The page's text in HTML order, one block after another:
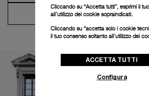
Contatta il concierge
Cliccando su “Accetta tutti”, esprimi il
all’utilizzo dei cookie sopraindicati.
Cliccando su "accetta solo i cookie
il tuo consenso soltanto all’utilizzo dei
ACCETTA TUTTI
Configura